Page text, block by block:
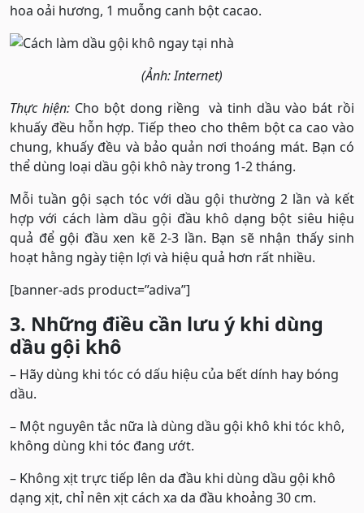
hoa oải hương, 1 muỗng canh bột cacao.
(Ảnh: Internet)
Thực hiện: Cho bột dong riềng và tinh dầu vào bát rồi
khuấy đều hỗn hợp. Tiếp theo cho thêm bột ca cao vào
chung, khuấy đều và bảo quản nơi thoáng mát. Bạn có
thể dùng loại dầu gội khô này trong 1-2 tháng.
Mỗi tuần gội sạch tóc với dầu gội thường 2 lần và kết
hợp với cách làm dầu gội đầu khô dạng bột siêu hiệu
quả để gội đầu xen kẽ 2-3 lần. Bạn sẽ nhận thấy sinh
hoạt hằng ngày tiện lợi và hiệu quả hơn rất nhiều.
[banner-ads product=”adiva”]
3. Những điều cần lưu ý khi dùng
dầu gội khô
– Hãy dùng khi tóc có dấu hiệu của bết dính hay bóng
dầu.
– Một nguyên tắc nữa là dùng dầu gội khô khi tóc khô,
không dùng khi tóc đang ướt.
– Không xịt trực tiếp lên da đầu khi dùng dầu gội khô
dạng xịt, chỉ nên xịt cách xa da đầu khoảng 30 cm.